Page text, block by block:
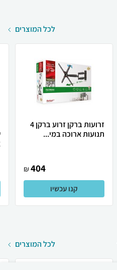
לכל המוצרים
זרועות ברקן זרוע ברקן 4
תנועות ארוכה במי...
404
₪
קנו עכשיו
לכל המוצרים